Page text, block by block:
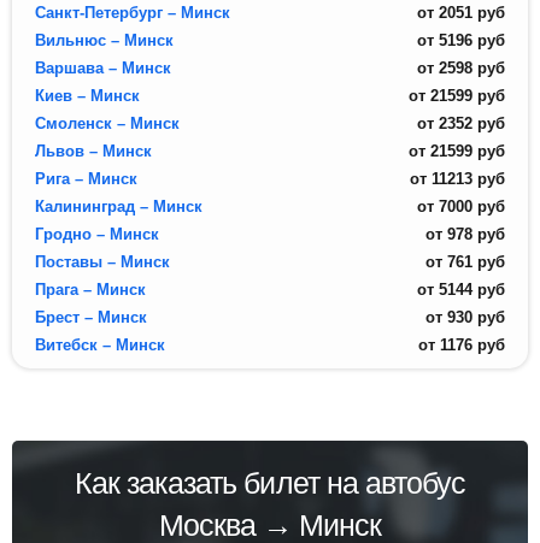
Санкт-Петербург – Минск от 2051 руб
Вильнюс – Минск
от 5196 руб
Варшава – Минск
от 2598 руб
Киев – Минск
от 21599 руб
Смоленск – Минск
от 2352 руб
Львов – Минск
от 21599 руб
Рига – Минск
от 11213 руб
Калининград – Минск
от 7000 руб
Гродно – Минск
от 978 руб
Поставы – Минск
от 761 руб
Прага – Минск
от 5144 руб
Брест – Минск
от 930 руб
Витебск – Минск
от 1176 руб
Как заказать билет на автобус
Москва → Минск